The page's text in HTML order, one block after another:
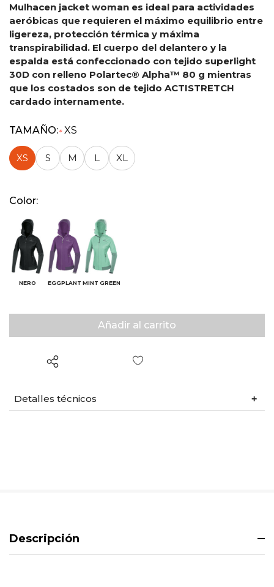
Mulhacen jacket woman es ideal para actividades
aeróbicas que requieren el máximo equilibrio entre
ligereza, protección térmica y máxima
transpirabilidad. El cuerpo del delantero y la
espalda está confeccionado con tejido superlight
30D con relleno Polartec® Alpha™ 80 g mientras
que los costados son de tejido ACTISTRETCH
cardado internamente.
TAMAÑO:* XS
XS S M L XL
Color:
NERO EGGPLANT MINT GREEN
Detalles técnicos
Descripción